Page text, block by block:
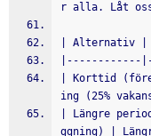
r alla. Låt
| Alternativ |
|------------
| Korttid (före
ing (25%
| Längre
ggning) |